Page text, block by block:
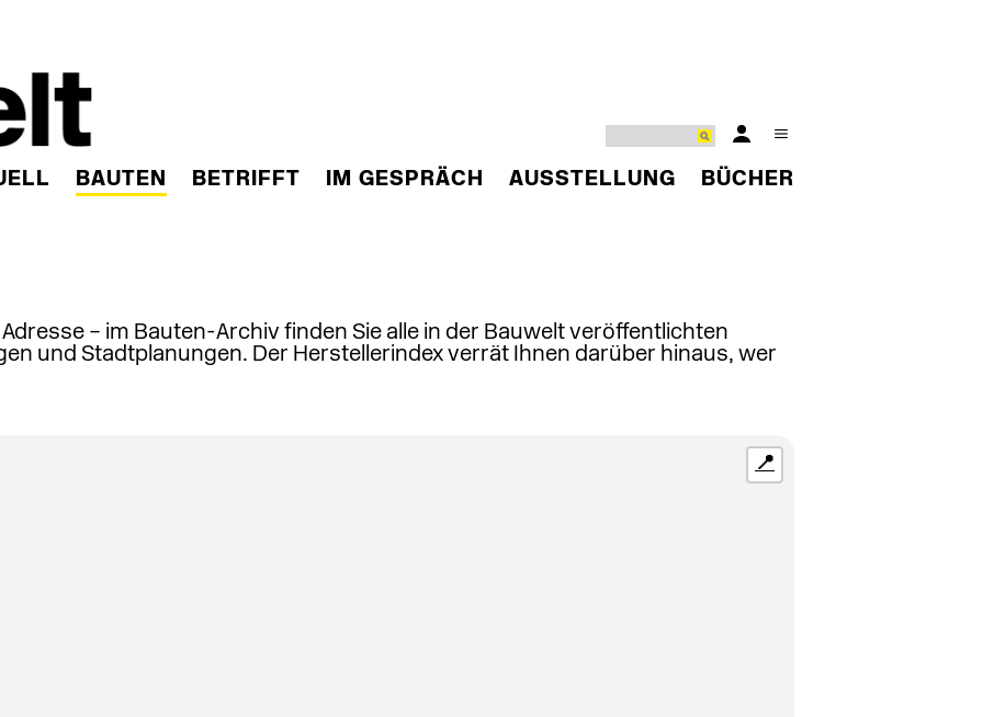
BAUTEN BETRIFFT IM GESPRÄCH AUSSTELLUNG BÜCHER
– im Bauten-Archiv finden Sie alle in der Bauwelt veröffentlichten
und Stadtplanungen. Der Herstellerindex verrät Ihnen darüber hinaus, wer
📍